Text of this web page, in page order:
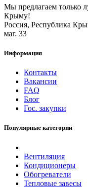
Мы предлагаем только
Крыму!
Россия, Республика
маг. 33
Информация
Контакты
Вакансии
FAQ
Блог
Гос. закупки
Популярные категории
Вентиляция
Кондиционеры
Обогреватели
Тепловые завесы